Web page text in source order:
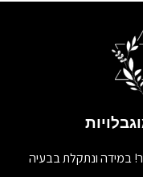
במידה ונתקלת בבעיה